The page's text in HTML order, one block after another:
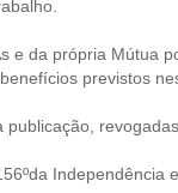
e da própria Mútua
previstos
Independência